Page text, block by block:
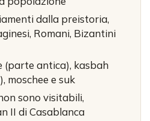
dalla preistoria,
Romani, Bizantini
(parte antica), kasbah
moschee e suk
sono visitabili,
II di Casablanca